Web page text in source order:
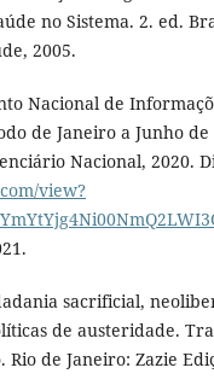
no Sistema. 2. ed.
2005.
Nacional de
de Janeiro a Junho
Nacional, 2020.
view?
sacrificial,
de austeridade.
de Janeiro: Zazie